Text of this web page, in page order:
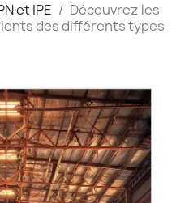
et IPE
Découvrez les
des différents types